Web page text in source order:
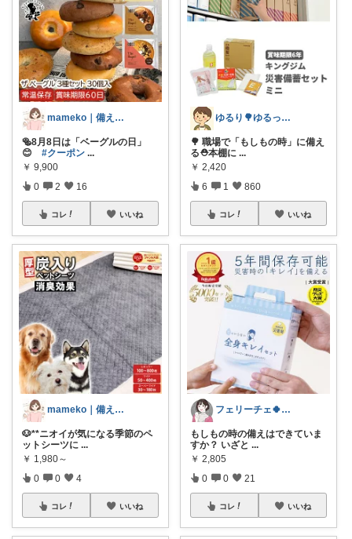
mameko｜備える暮らし
🥯8月8日は「ベーグルの日」
😊 #クーポン ...
￥ 9,900
0 2 16
コレ いいね
mameko｜備える暮らし
🐶**ニオイが気になる季節のペ
ットシーツに ...
￥ 1,980～
0 0 4
コレ いいね
ゆるり🌳ゆるっと暮らし整える🧺🫕
🌳 職場で「もしもの時」に備え
る⛑️本棚に ...
￥ 2,420
6 1 860
コレ いいね
フェリーチェ🍀いいね購入ありがとう🌸
もしもの時の備えはできていま
すか？ いざと ...
￥ 2,805
0 0 21
コレ いいね